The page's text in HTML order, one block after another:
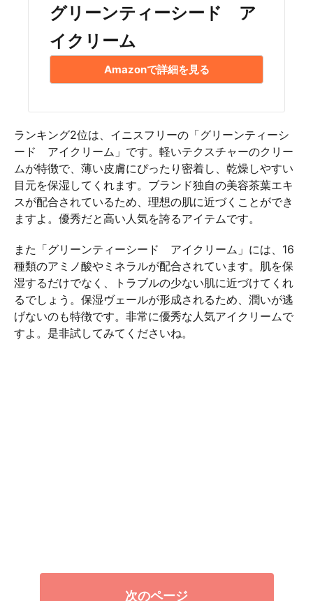
グリーンティーシード ア
イクリーム
Amazonで詳細を見る
ランキング2位は、イニスフリーの「グリーンティーシ
ード アイクリーム」です。軽いテクスチャーのクリー
ムが特徴で、薄い皮膚にぴったり密着し、乾燥しやすい
目元を保湿してくれます。ブランド独自の美容茶葉エキ
スが配合されているため、理想の肌に近づくことができ
ますよ。優秀だと高い人気を誇るアイテムです。
また「グリーンティーシード アイクリーム」には、16
種類のアミノ酸やミネラルが配合されています。肌を保
湿するだけでなく、トラブルの少ない肌に近づけてくれ
るでしょう。保湿ヴェールが形成されるため、潤いが逃
げないのも特徴です。非常に優秀な人気アイクリームで
すよ。是非試してみてくださいね。
次のページ